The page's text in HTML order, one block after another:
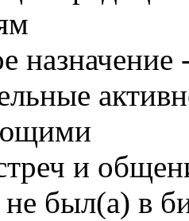
назначение
и
не был(а) в